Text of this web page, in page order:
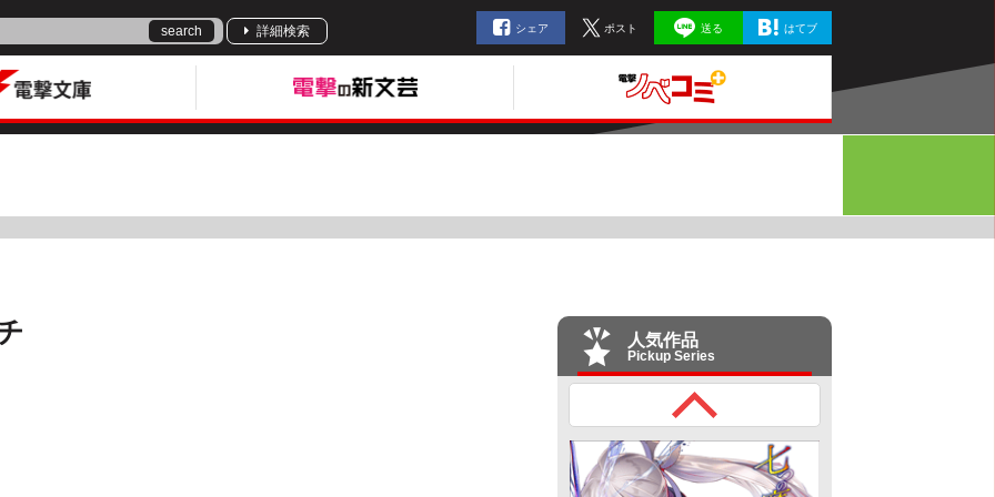
search 詳細検索 シェア ポスト 送る はてブ
人気作品
Pickup Series